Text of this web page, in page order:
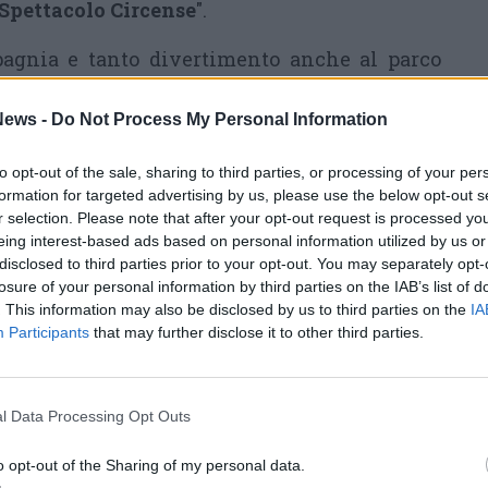
- Do Not Process My Personal Information
opt-out of the sale, sharing to third parties, or processing of your
for targeted advertising by us, please use the below opt-out
selection. Please note that after your opt-out request is processed
interest-based ads based on personal information utilized by us
to third parties prior to your opt-out. You may separately
of your personal information by third parties on the IAB’s list of
This information may also be disclosed by us to third parties on the
Participants that may further disclose it to other third parties.
Data Processing Opt Outs
opt-out of the Sharing of my personal data.
Spettacolo Circense".
e tanto divertimento anche al parco
Canazza (via Colombes, Legnano). Come
di ballare il liscio.
…SIAMO FIGLI DELLE STELLE
Sabato 10 si festeggiaSan Lorenzo
e, come di consueto, ci si prepara a
tenere d'occhio il cielo, in attesa di
scorgere nel buio della notte
di Perseidi si registrerà il 12 agosto – in
sono tante le iniziative per poterci
stella cadente. Proprio lunedì infatti dalle